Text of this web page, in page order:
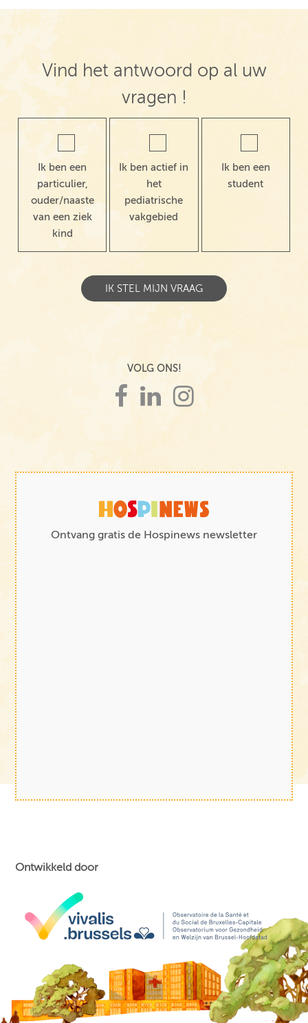
Vind het antwoord op al uw
vragen !
Ik ben een
particulier,
ouder/naaste
van een ziek
kind
Ik ben actief in
het
pediatrische
vakgebied
Ik ben een
student
VOLG ONS!
Ontvang gratis de Hospinews newsletter
Ontwikkeld door